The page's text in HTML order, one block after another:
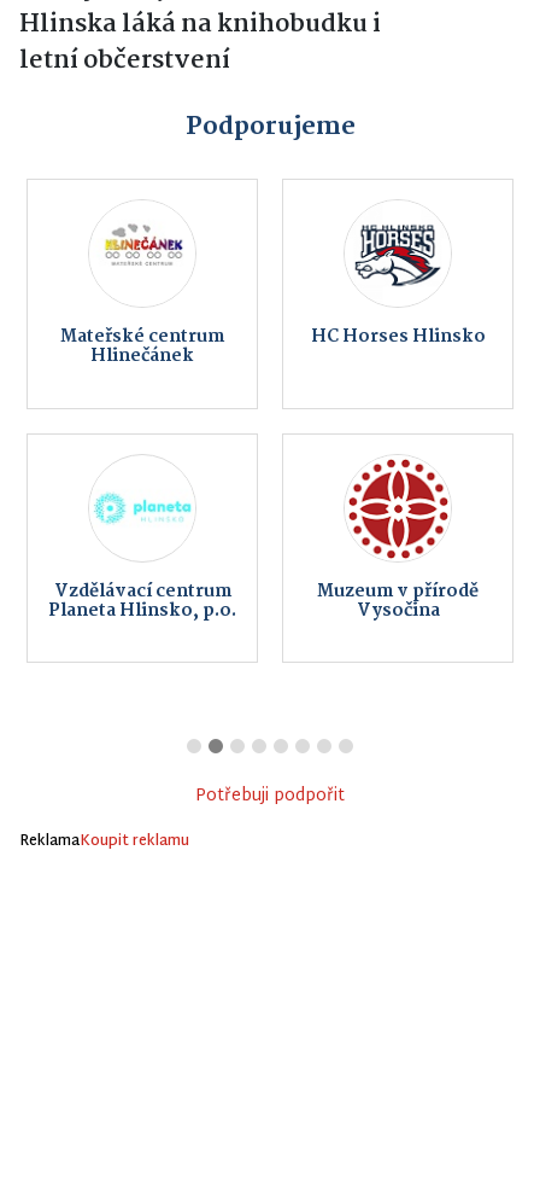
Hlinska láká na knihobudku i
letní občerstvení
Podporujeme
Mateřské centrum
Hlinečánek
HC Horses Hlinsko
Vzdělávací centrum
Planeta Hlinsko, p.o.
Muzeum v přírodě
Vysočina
Potřebuji podpořit
ReklamaKoupit reklamu